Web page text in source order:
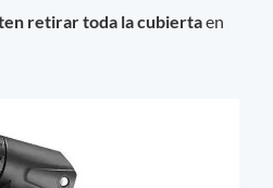
retirar toda la cubiertaen